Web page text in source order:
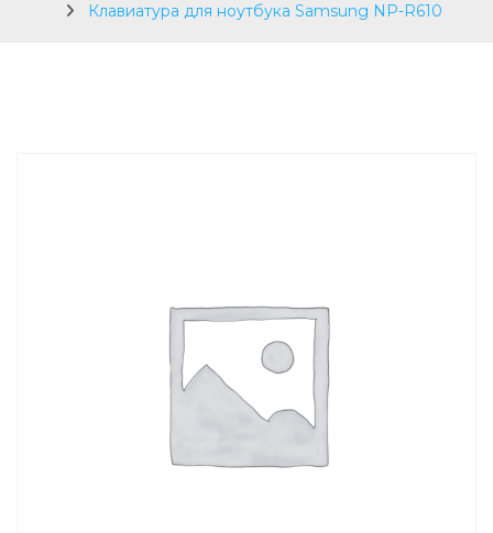
Клавиатура для ноутбука Samsung NP-R610